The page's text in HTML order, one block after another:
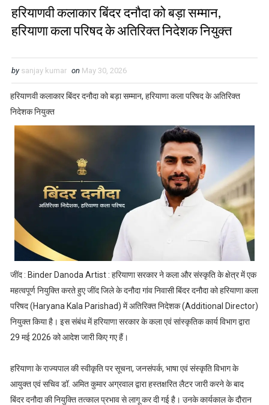
हरियाणवी कलाकार बिंदर दनौदा को बड़ा सम्मान,
हरियाणा कला परिषद के अतिरिक्त निदेशक नियुक्त
by sanjay kumar on May 30, 2026
हरियाणवी कलाकार बिंदर दनौदा को बड़ा सम्मान, हरियाणा कला परिषद के अतिरिक्त
निदेशक नियुक्त
जींद : Binder Danoda Artist : हरियाणा सरकार ने कला और संस्कृति के क्षेत्र में एक
महत्वपूर्ण नियुक्ति करते हुए जींद जिले के दनौदा गांव निवासी बिंदर दनौदा को हरियाणा कला
परिषद (Haryana Kala Parishad) में अतिरिक्त निदेशक (Additional Director)
नियुक्त किया है। इस संबंध में हरियाणा सरकार के कला एवं सांस्कृतिक कार्य विभाग द्वारा
29 मई 2026 को आदेश जारी किए गए हैं।
हरियाणा के राज्यपाल की स्वीकृति पर सूचना, जनसंपर्क, भाषा एवं संस्कृति विभाग के
आयुक्त एवं सचिव डॉ. अमित कुमार अग्रवाल द्वारा हस्तक्षरित लैटर जारी करने के बाद
बिंदर दनौदा की नियुक्ति तत्काल प्रभाव से लागू कर दी गई है। उनके कार्यकाल के दौरान